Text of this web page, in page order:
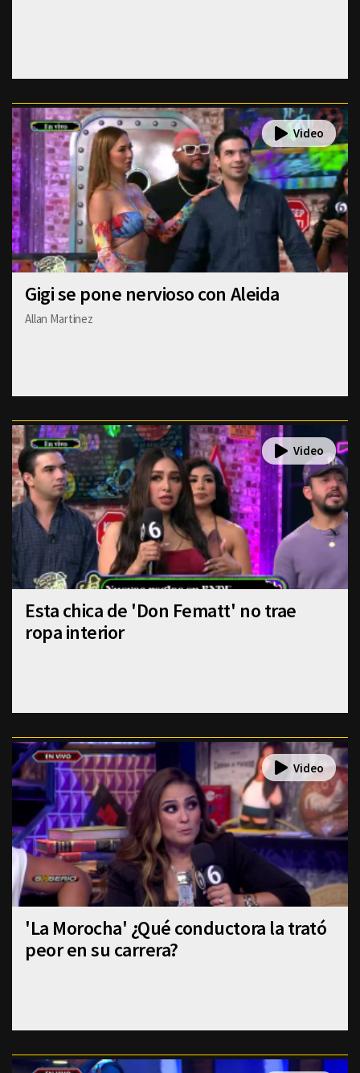
Gigi se pone nervioso con Aleida
Allan Martinez
Esta chica de 'Don Fematt' no trae
ropa interior
'La Morocha' ¿Qué conductora la trató
peor en su carrera?